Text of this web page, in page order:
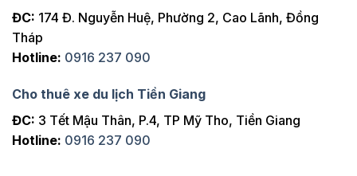
ĐC: 174 Đ. Nguyễn Huệ, Phường 2, Cao Lãnh, Đồng
Tháp
Hotline: 0916 237 090
Cho thuê xe du lịch Tiền Giang
ĐC: 3 Tết Mậu Thân, P.4, TP Mỹ Tho, Tiền Giang
Hotline: 0916 237 090